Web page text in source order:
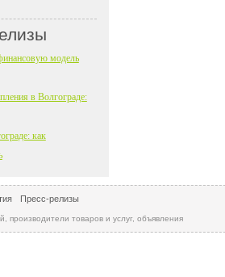
модель
в Волгограде:
как
Пресс-релизы
производители товаров и услуг, объявления